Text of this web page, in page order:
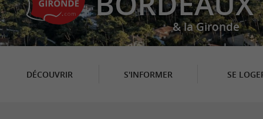
& la Gironde
DÉCOUVRIR S'INFORMER SE